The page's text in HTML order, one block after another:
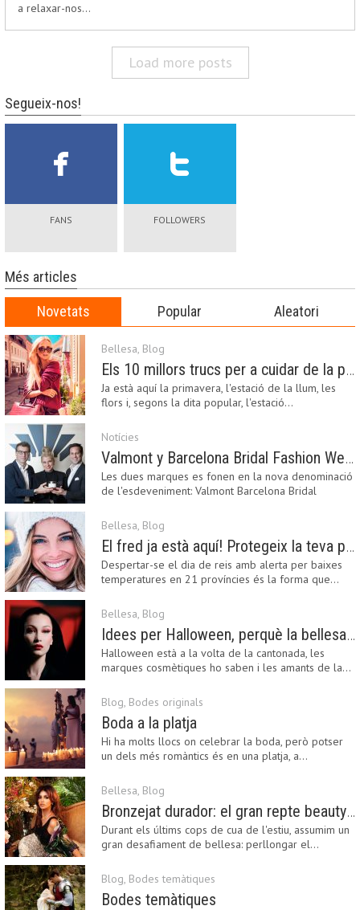
a relaxar-nos…
Load more posts
Segueix-nos!
FANS FOLLOWERS
Més articles
Novetats Popular Aleatori
Bellesa, Blog
Els 10 millors trucs per a cuidar de la pell a la primavera
Ja està aquí la primavera, l'estació de la llum, les
flors i, segons la dita popular, l'estació…
Notícies
Valmont y Barcelona Bridal Fashion Week s’uneixen per donar impuls a la creativitat, la innovació i el disseny de la moda nupcial
Les dues marques es fonen en la nova denominació
de l'esdeveniment: Valmont Barcelona Bridal
Bellesa, Blog
El fred ja està aquí! Protegeix la teva pell amb els nostres consells i propostes
Despertar-se el dia de reis amb alerta per baixes
temperatures en 21 províncies és la forma que…
Bellesa, Blog
Idees per Halloween, perquè la bellesa pot ser terrorífica
Halloween està a la volta de la cantonada, les
marques cosmètiques ho saben i les amants de la…
Blog, Bodes originals
Boda a la platja
Hi ha molts llocs on celebrar la boda, però potser
un dels més romàntics és en una platja, a…
Bellesa, Blog
Bronzejat durador: el gran repte beauty del final de l’estiu
Durant els últims cops de cua de l'estiu, assumim un
gran desafiament de bellesa: perllongar el…
Blog, Bodes temàtiques
Bodes temàtiques